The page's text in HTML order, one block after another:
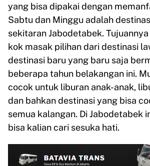
yang bisa dipakai dengan
Sabtu dan Minggu adalah
sekitaran Jabodetabek.
kok masak pilihan dari destinasi
destinasi baru yang baru saja
beberapa tahun belakangan ini.
cocok untuk liburan anak-anak,
dan bahkan destinasi yang bisa
semua kalangan. Di Jabodetabek
bisa kalian cari sesuka hati.